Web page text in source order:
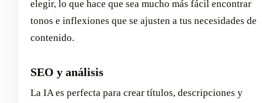
elegir, lo que hace que sea mucho más fácil encontrar
tonos e inflexiones que se ajusten a tus necesidades de
contenido.
SEO y análisis
La IA es perfecta para crear títulos, descripciones y